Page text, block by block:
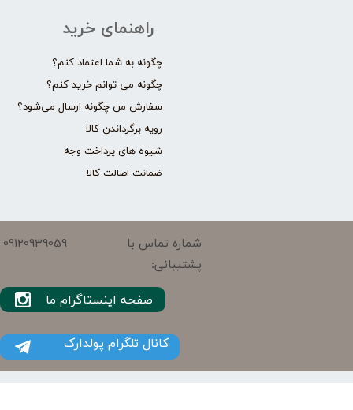
راهنمای خرید
چگونه به شما اعتماد کنم؟
چگونه می توانم خرید کنم؟
سفارش من چگونه ارسال می‌شود؟
رویه برگرداندن کالا
شیوه های پرداخت وجه
ضمانت اصالت کالا
شماره تماس با
پشتیبانی:
09120939059
کانال تلگرام پولدارک
صفحه اینستاگرام ما